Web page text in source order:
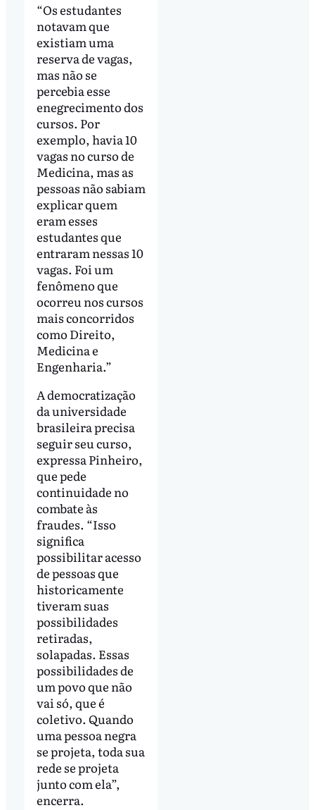
“Os estudantes
notavam que
existiam uma
reserva de vagas,
mas não se
percebia esse
enegrecimento dos
cursos. Por
exemplo, havia 10
vagas no curso de
Medicina, mas as
pessoas não sabiam
explicar quem
eram esses
estudantes que
entraram nessas 10
vagas. Foi um
fenômeno que
ocorreu nos cursos
mais concorridos
como Direito,
Medicina e
Engenharia.”
A democratização
da universidade
brasileira precisa
seguir seu curso,
expressa Pinheiro,
que pede
continuidade no
combate às
fraudes. “Isso
significa
possibilitar acesso
de pessoas que
historicamente
tiveram suas
possibilidades
retiradas,
solapadas. Essas
possibilidades de
um povo que não
vai só, que é
coletivo. Quando
uma pessoa negra
se projeta, toda sua
rede se projeta
junto com ela”,
encerra.